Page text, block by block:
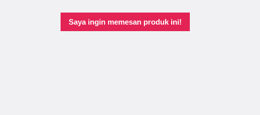
Saya ingin memesan produk ini!